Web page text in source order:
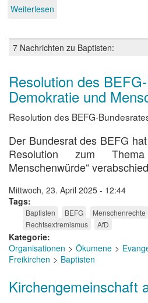
Weiterlesen
2009,
Teil
7 Nachrichten zu Baptisten:
Resolution des
Demokratie und
Resolution des BEFG-
Der Bundesrat des BEFG
Resolution zum
Menschenwürde“
Mittwoch, 23. April 2025 - 12:44
Tags
Baptisten BEFG Menschenrechte
Rechtsextremismus
AfD
Kategorie
Organisationen
Ökumene
Freikirchen
Baptisten
Kirchengemeinschaft